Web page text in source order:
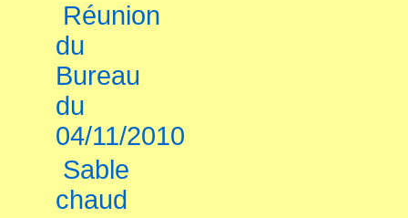
Réunion
du
Bureau
du
04/11/2010
Sable
chaud